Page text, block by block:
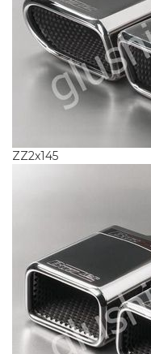
ZZ2x145